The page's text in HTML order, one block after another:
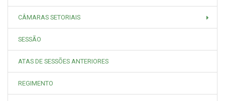
CÂMARAS SETORIAIS
SESSÃO
ATAS DE SESSÕES ANTERIORES
REGIMENTO